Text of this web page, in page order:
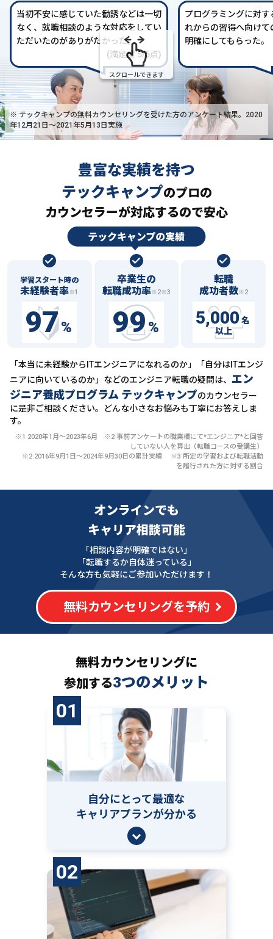
当初不安に感じていた勧誘などは一切
なく、就職相談のような対応をしてい
ただいたのがありがたかった。
(満足度 5/5点)
プログラミングに対
れからの習得へ向け
明確にしてもらった。
スクロールできます
※ テックキャンプの無料カウンセリングを受けた方のアンケート結果。2020
年12月21日〜2021年5月13日実施
豊富な実績を持つ
テックキャンプのプロの
カウンセラーが対応するので安心
学習スタート時の
未経験者率※1
97%
卒業生の
転職成功率※2※3
99%
転職
成功者数※2
5,000 名
以上
「本当に未経験からITエンジニアになれるのか」「自分はITエンジ
ニアに向いているのか」などのエンジニア転職の疑問は、 エン
ジニア養成プログラム テックキャンプのカウンセラー
に是非ご相談ください。どんな小さなお悩みも丁寧にお答えしま
す。
※1 2020年1月〜2023年6月 ※2 事前アンケートの職業欄にて*エンジニア*と回答
していない人を算出（転職コースの受講生）
※2 2016年9月1日〜2024年9月30日の累計実績 ※3 所定の学習および転職活動
を履行された方に対する割合
オンラインでも
キャリア相談可能
「相談内容が明確ではない」
「転職するか自体迷っている」
そんな方も気軽にご参加いただけます！
無料カウンセリングを予約
無料カウンセリングに
参加する3つのメリット
01
自分にとって最適な
キャリアプランが分かる
02